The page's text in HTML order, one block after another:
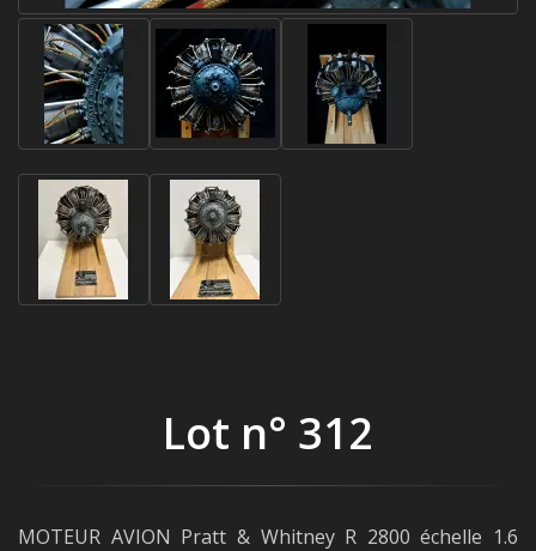
Lot n° 312
MOTEUR AVION Pratt & Whitney R 2800 échelle 1.6